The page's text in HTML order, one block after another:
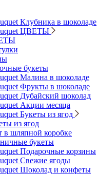
Клубника в шоколаде
ЦВЕТЫ
букеты
Малина в шоколаде
Фрукты в шоколаде
Дубайский шоколад
Акции месяца
Букеты из ягод
из ягод
в шляпной коробке
букеты
Подарочные корзины
Свежие ягоды
Шоколад и конфеты